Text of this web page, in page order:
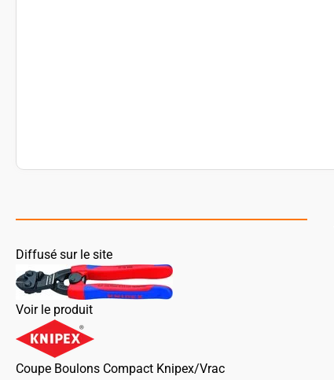
Diffusé sur le site
Voir le produit
Coupe Boulons Compact Knipex/Vrac